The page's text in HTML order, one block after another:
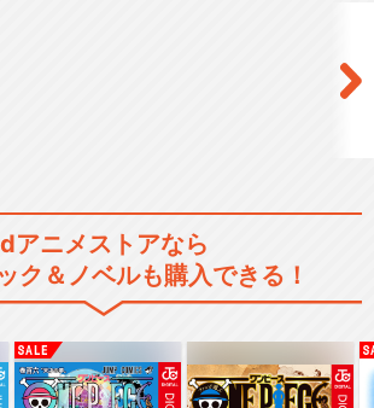
と闇の遺産
dアニメストアなら
ク＆ノベルも購入できる！